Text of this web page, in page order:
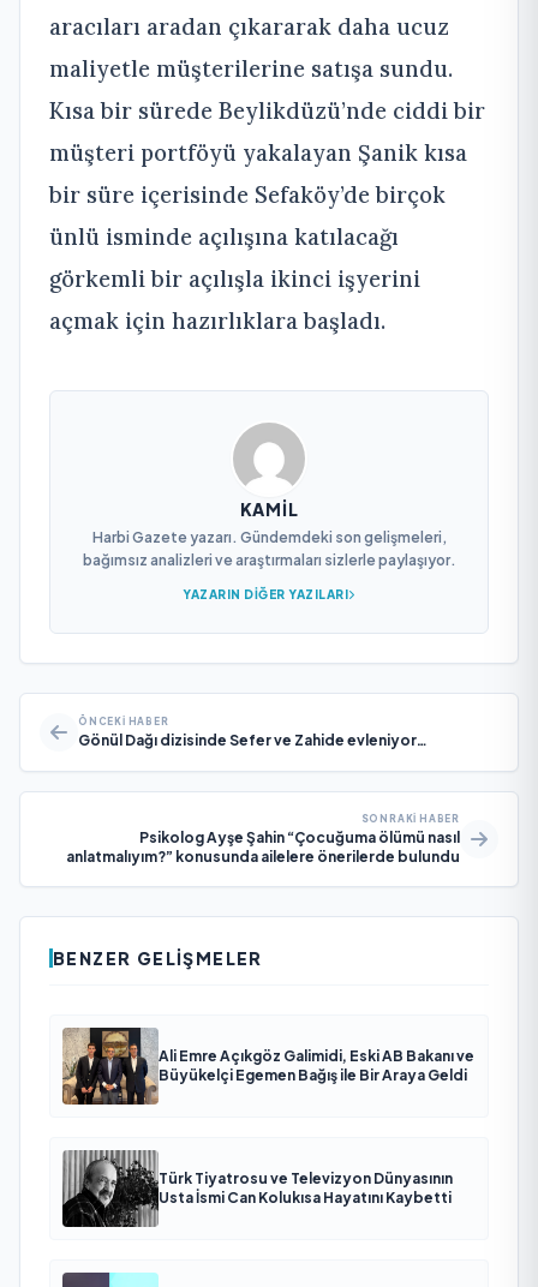
aracıları aradan çıkararak daha ucuz
maliyetle müşterilerine satışa sundu.
Kısa bir sürede Beylikdüzü’nde ciddi bir
müşteri portföyü yakalayan Şanik kısa
bir süre içerisinde Sefaköy’de birçok
ünlü isminde açılışına katılacağı
görkemli bir açılışla ikinci işyerini
açmak için hazırlıklara başladı.
KAMIL
Harbi Gazete yazarı. Gündemdeki son gelişmeleri,
bağımsız analizleri ve araştırmaları sizlerle paylaşıyor.
YAZARIN DIĞER YAZILARI
ÖNCEKI HABER
Gönül Dağı dizisinde Sefer ve Zahide evleniyor…
SONRAKI HABER
Psikolog Ayşe Şahin “Çocuğuma ölümü nasıl
anlatmalıyım?” konusunda ailelere önerilerde bulundu
BENZER GELIŞMELER
Ali Emre Açıkgöz Galimidi, Eski AB Bakanı ve
Büyükelçi Egemen Bağış ile Bir Araya Geldi
Türk Tiyatrosu ve Televizyon Dünyasının
Usta İsmi Can Kolukısa Hayatını Kaybetti